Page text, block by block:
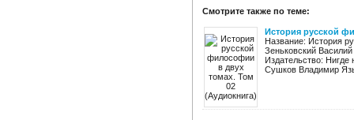
Смотрите также по теме:
История русской
Название: История
Зеньковский
Издательство: Нигде
Сушков Владимир